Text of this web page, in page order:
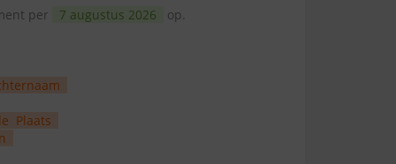
per 7 augustus 2026 op.
Plaats